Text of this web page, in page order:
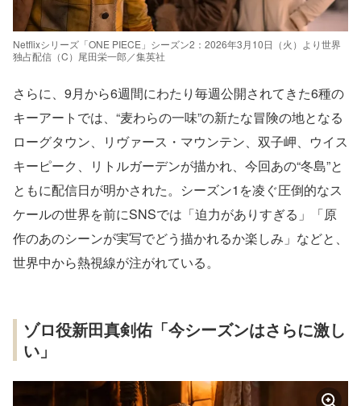
Netflixシリーズ「ONE PIECE」シーズン2：2026年3月10日（火）より世界
独占配信（C）尾田栄一郎／集英社
さらに、9月から6週間にわたり毎週公開されてきた6種の
キーアートでは、“麦わらの一味”の新たな冒険の地となる
ローグタウン、リヴァース・マウンテン、双子岬、ウイス
キーピーク、リトルガーデンが描かれ、今回あの“冬島”と
ともに配信日が明かされた。シーズン1を凌ぐ圧倒的なス
ケールの世界を前にSNSでは「迫力がありすぎる」「原
作のあのシーンが実写でどう描かれるか楽しみ」などと、
世界中から熱視線が注がれている。
ゾロ役新田真剣佑「今シーズンはさらに激し
い」